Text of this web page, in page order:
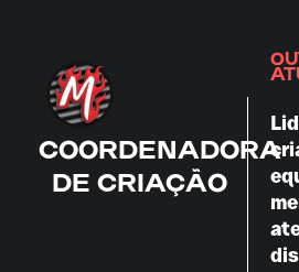
COORDENADORA
DE CRIAÇÃO